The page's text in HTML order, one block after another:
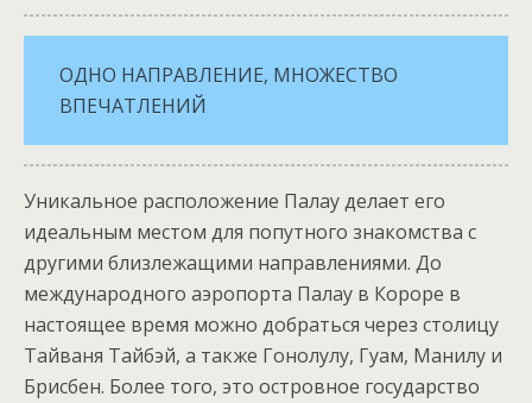
ОДНО НАПРАВЛЕНИЕ, МНОЖЕСТВО
ВПЕЧАТЛЕНИЙ
Уникальное расположение Палау делает его
идеальным местом для попутного знакомства с
другими близлежащими направлениями. До
международного аэропорта Палау в Короре в
настоящее время можно добраться через столицу
Тайваня Тайбэй, а также Гонолулу, Гуам, Манилу и
Брисбен. Более того, это островное государство